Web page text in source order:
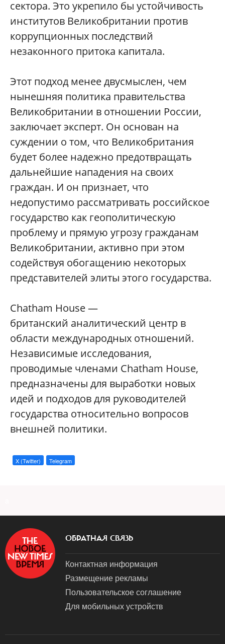
сектора. Это укрепило бы устойчивость
институтов Великобритании против
коррупционных последствий
незаконного притока капитала.
Этот подход менее двусмыслен, чем
нынешняя политика правительства
Великобритании в отношении России,
заключает эксперт. Он основан на
суждении о том, что Великобритания
будет более надежно предотвращать
дальнейшие нападения на своих
граждан. И он признает, что
недопустимо рассматривать российское
государство как геополитическую
проблему и прямую угрозу гражданам
Великобритании, активно при этом
содействуя обогащению некоторых
представителей элиты этого государства.
Chatham House —
британский аналитический центр в
области международных отношений.
Независимые исследования,
проводимые членами Chatham House,
предназначены для выработки новых
идей и подходов для руководителей
государства относительно вопросов
внешней политики.
X (Twitter) Telegram
ОБРАТНАЯ СВЯЗЬ
Контактная информация
Размещение рекламы
Пользовательское соглашение
Для мобильных устройств